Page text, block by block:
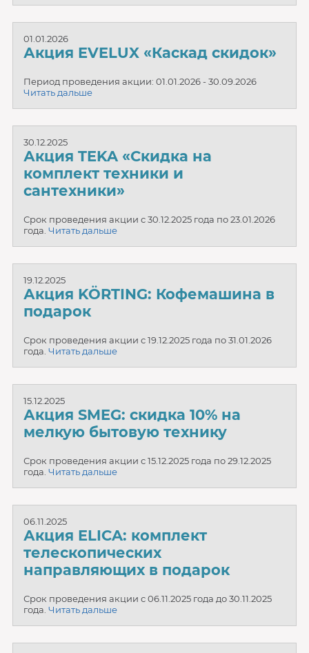
01.01.2026
Акция EVELUX «Каскад скидок»
Период проведения акции: 01.01.2026 - 30.09.2026
Читать дальше
30.12.2025
Акция TEKA «Скидка на
комплект техники и
сантехники»
Срок проведения акции с 30.12.2025 года по 23.01.2026
года. Читать дальше
19.12.2025
Акция KÖRTING: Кофемашина в
подарок
Срок проведения акции с 19.12.2025 года по 31.01.2026
года. Читать дальше
15.12.2025
Акция SMEG: скидка 10% на
мелкую бытовую технику
Срок проведения акции с 15.12.2025 года по 29.12.2025
года. Читать дальше
06.11.2025
Акция ELICA: комплект
телескопических
направляющих в подарок
Срок проведения акции с 06.11.2025 года до 30.11.2025
года. Читать дальше